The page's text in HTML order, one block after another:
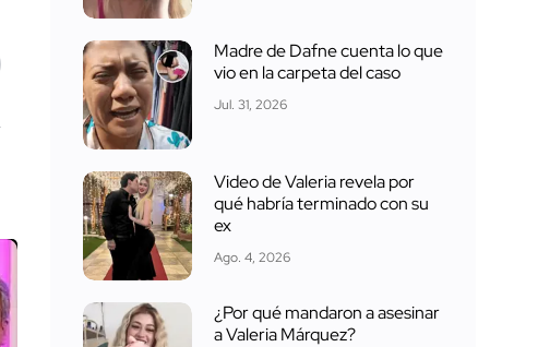
Madre de Dafne cuenta lo que
vio en la carpeta del caso
Jul. 31, 2026
Video de Valeria revela por
qué habría terminado con su
ex
Ago. 4, 2026
¿Por qué mandaron a asesinar
a Valeria Márquez?